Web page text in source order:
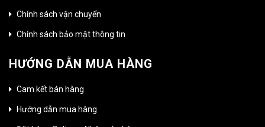
Chính sách vận chuyển
Chính sách bảo mật thông tin
HƯỚNG DẪN MUA HÀNG
Cam kết bán hàng
Hướng dẫn mua hàng